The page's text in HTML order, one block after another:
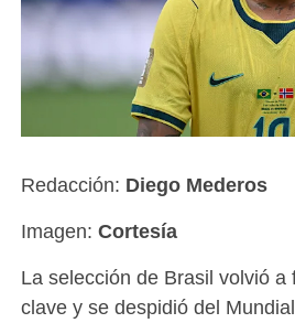
Redacción: Diego Mederos
Imagen: Cortesía
La selección de Brasil volvió a
clave y se despidió del